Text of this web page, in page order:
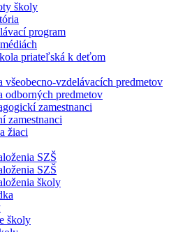
školy
program
priateľská k deťom
všeobecno-vzdelávacích predmetov
odborných predmetov
zamestnanci
zamestnanci
žiaci
SZŠ
SZŠ
školy
školy